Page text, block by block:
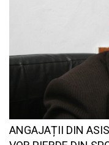
ANGAJAȚII DIN